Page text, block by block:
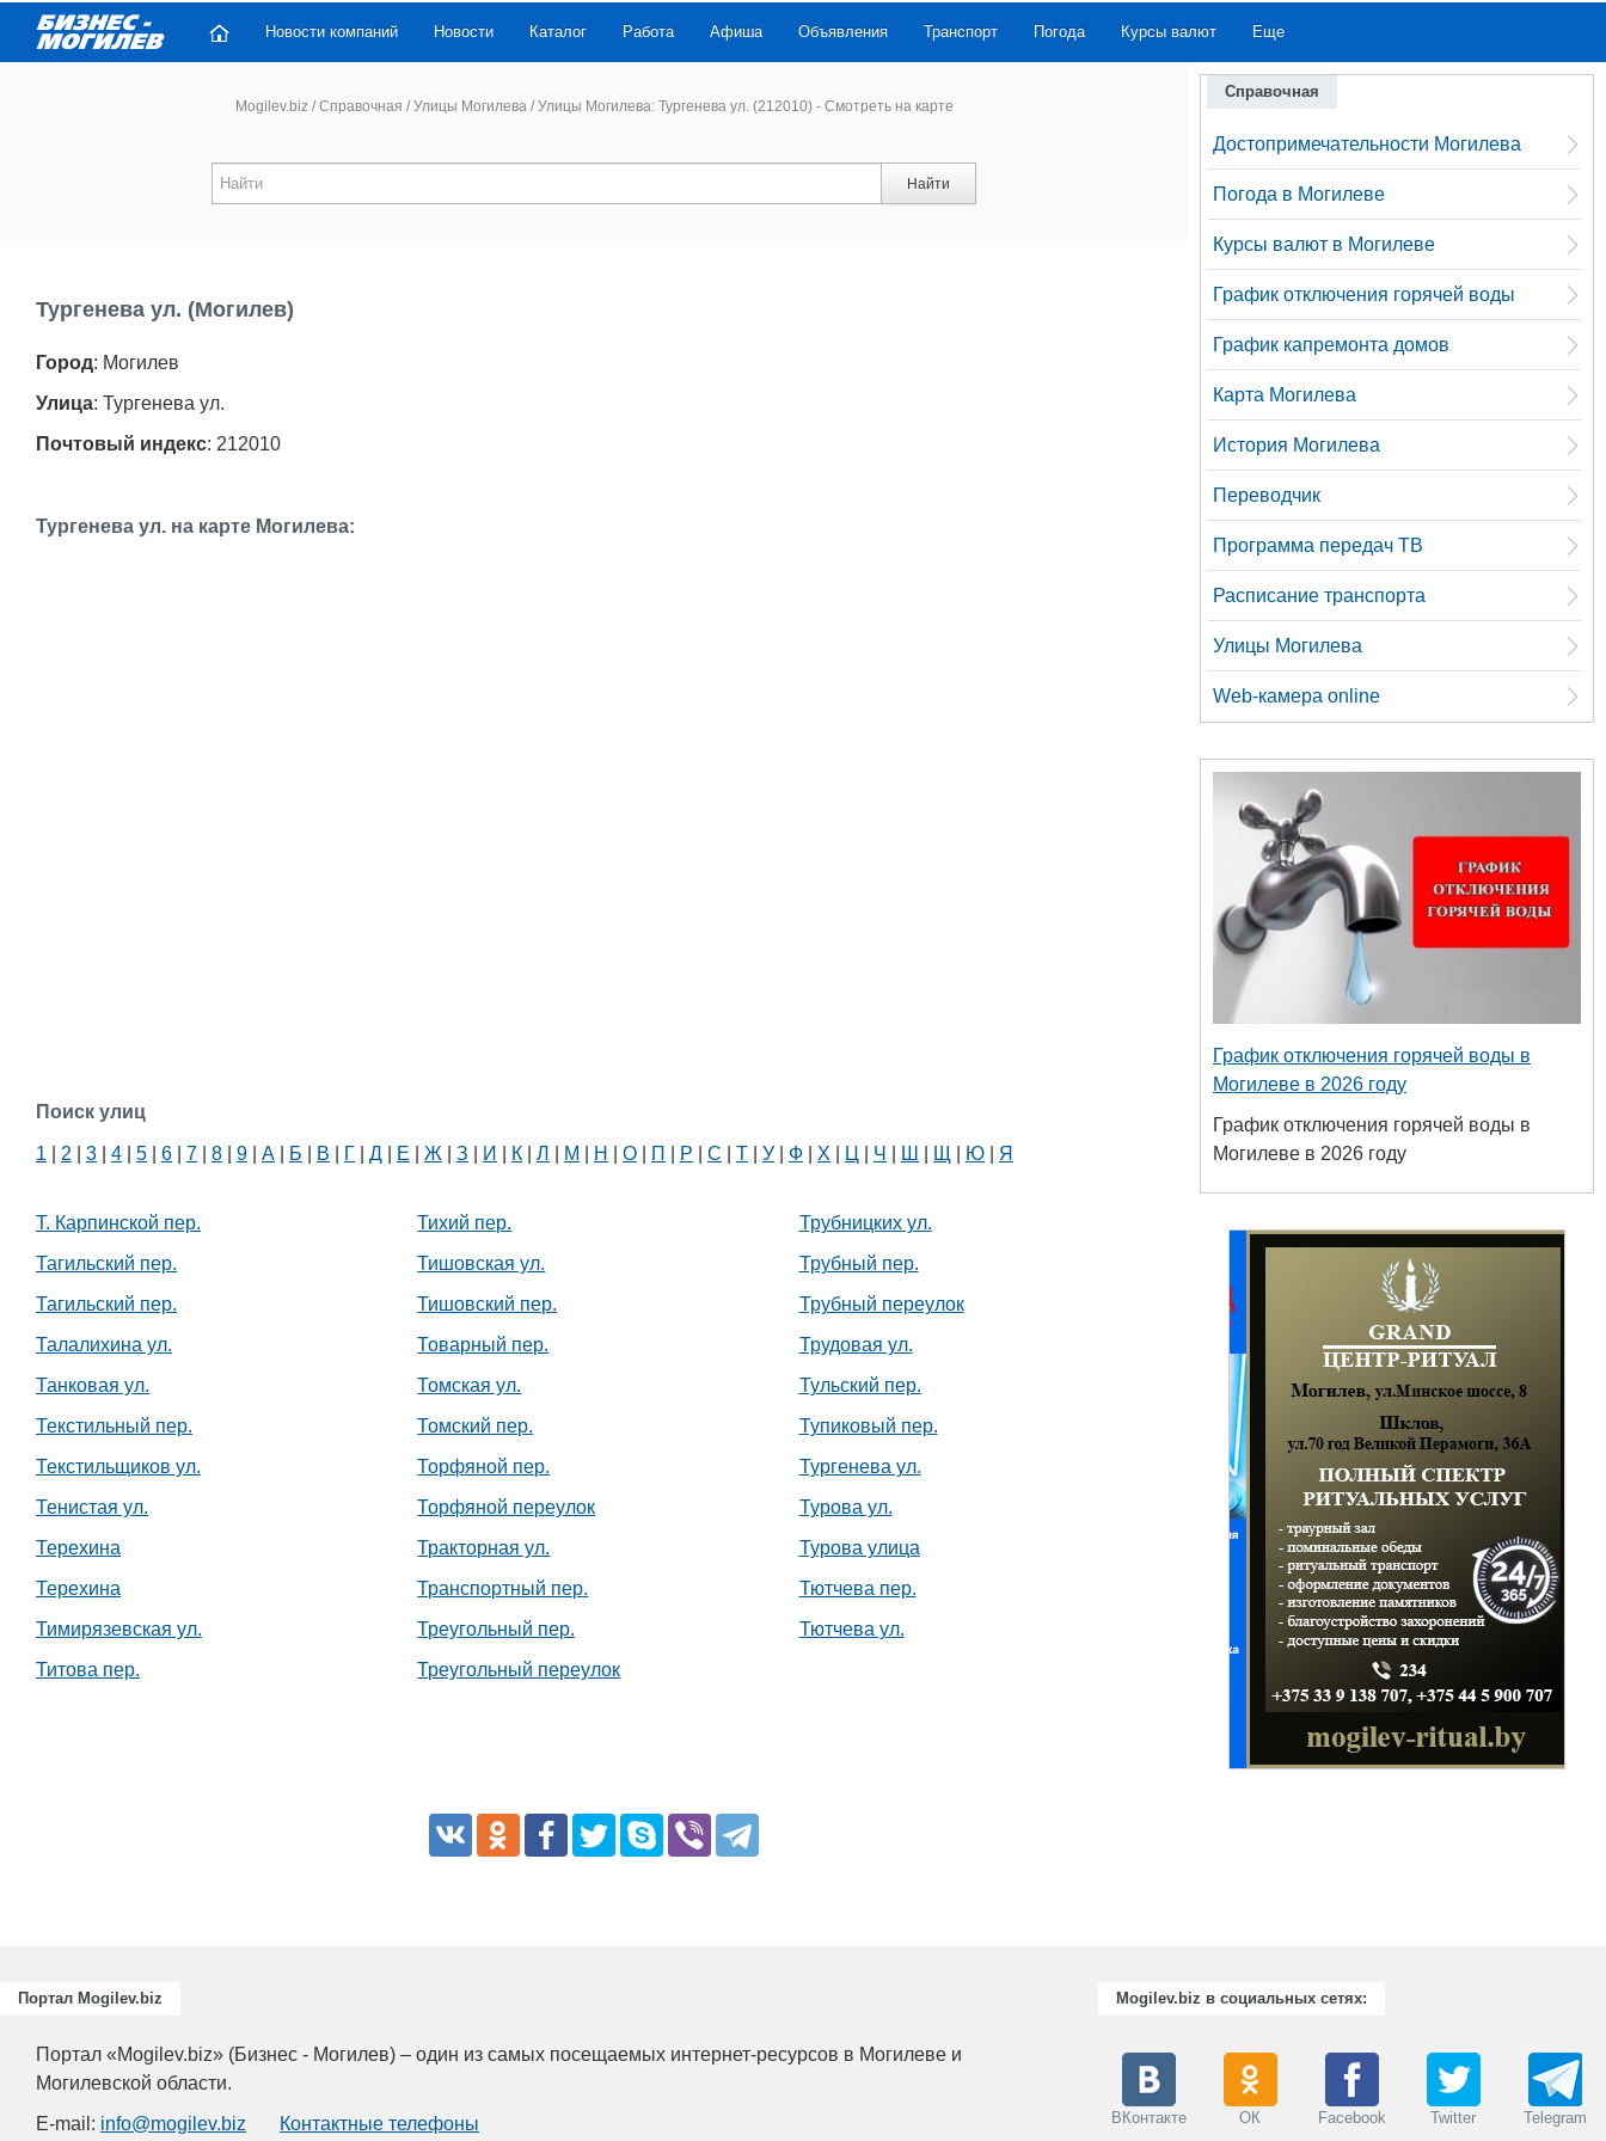
Новости компаний Новости Каталог Работа Афиша Объявления Транспорт Погода Курсы валют Еще
Mogilev.biz / Справочная / Улицы Могилева /Улицы Могилева: Тургенева ул. (212010) - Смотреть на карте
Найти
Тургенева ул. (Могилев)
Город: Могилев
Улица: Тургенева ул.
Почтовый индекс: 212010
Тургенева ул. на карте Могилева:
Поиск улиц
1 2 3 4 5 6 7 8 9 А Б В Г Д Е Ж З И К Л М Н О П Р С Т У Ф Х Ц Ч Ш Щ Ю Я
Т. Карпинской пер.
Тагильский пер.
Тагильский пер.
Талалихина ул.
Танковая ул.
Текстильный пер.
Текстильщиков ул.
Тенистая ул.
Терехина
Терехина
Тимирязевская ул.
Титова пер.
Тихий пер.
Тишовская ул.
Тишовский пер.
Товарный пер.
Томская ул.
Томский пер.
Торфяной пер.
Торфяной переулок
Тракторная ул.
Транспортный пер.
Треугольный пер.
Треугольный переулок
Трубницких ул.
Трубный пер.
Трубный переулок
Трудовая ул.
Тульский пер.
Тупиковый пер.
Тургенева ул.
Турова ул.
Турова улица
Тютчева пер.
Тютчева ул.
Справочная
Достопримечательности Могилева
Погода в Могилеве
Курсы валют в Могилеве
График отключения горячей воды
График капремонта домов
Карта Могилева
История Могилева
Переводчик
Программа передач ТВ
Расписание транспорта
Улицы Могилева
Web-камера online
График отключения горячей воды в
Могилеве в 2026 году
График отключения горячей воды в
Могилеве в 2026 году
Белорусский государственный
химических технологий
+375 222 63-92-70, +375 222 63-18-45
для пищевых и перерабатывающих
Портал Mogilev.biz
Портал «Mogilev.biz» (Бизнес - Могилев) – один из самых посещаемых интернет-ресурсов в Могилеве и
Могилевской области.
E-mail: info@mogilev.biz Контактные телефоны
Mogilev.biz в социальных сетях:
ВКонтакте ОК Facebook Twitter Telegram